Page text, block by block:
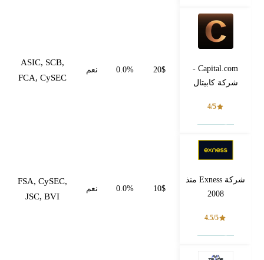
Capital.com -
شركة كابيتال
4/5
20$
0.0% نعم
ASIC, SCB,
FCA, CySEC
شركة Exness منذ
2008
4.5/5
10$
0.0% نعم
FSA, CySEC,
JSC, BVI